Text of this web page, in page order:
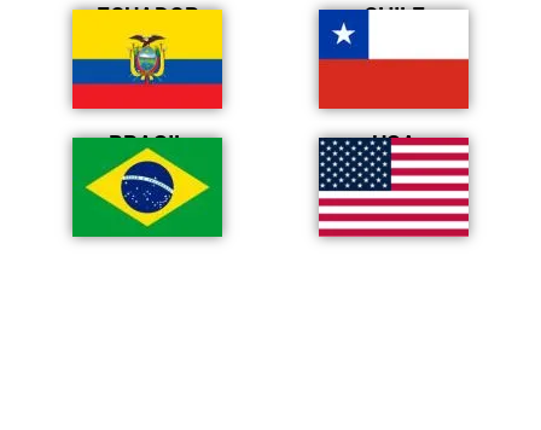
ECUADOR CHILE
BRASIL USA